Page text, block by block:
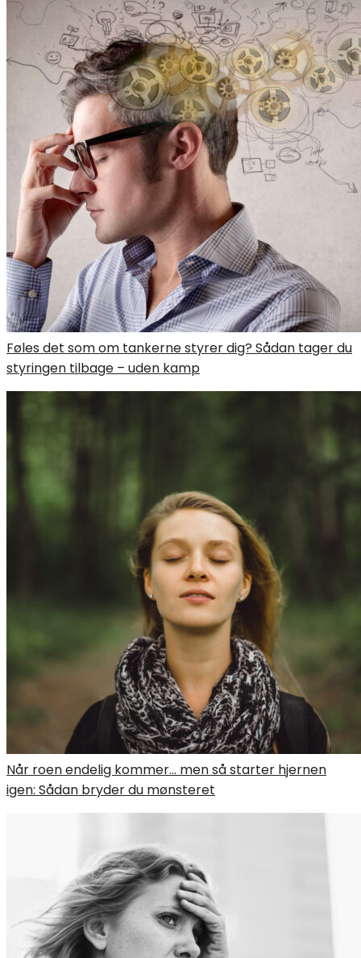
Føles det som om tankerne styrer dig? Sådan tager du
styringen tilbage – uden kamp
Når roen endelig kommer… men så starter hjernen
igen: Sådan bryder du mønsteret